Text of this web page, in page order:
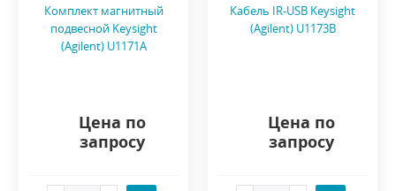
Комплект магнитный
подвесной Keysight
(Agilent) U1171A
Цена по
запросу
Кабель IR-USB Keysight
(Agilent) U1173B
Цена по
запросу